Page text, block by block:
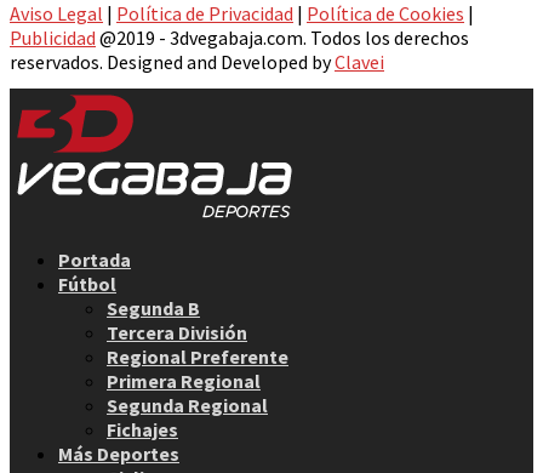
Aviso Legal | Política de Privacidad | Política de Cookies |
Publicidad @2019 - 3dvegabaja.com. Todos los derechos
reservados. Designed and Developed byClavei
Portada
Fútbol
Segunda B
Tercera División
Regional Preferente
Primera Regional
Segunda Regional
Fichajes
Más Deportes